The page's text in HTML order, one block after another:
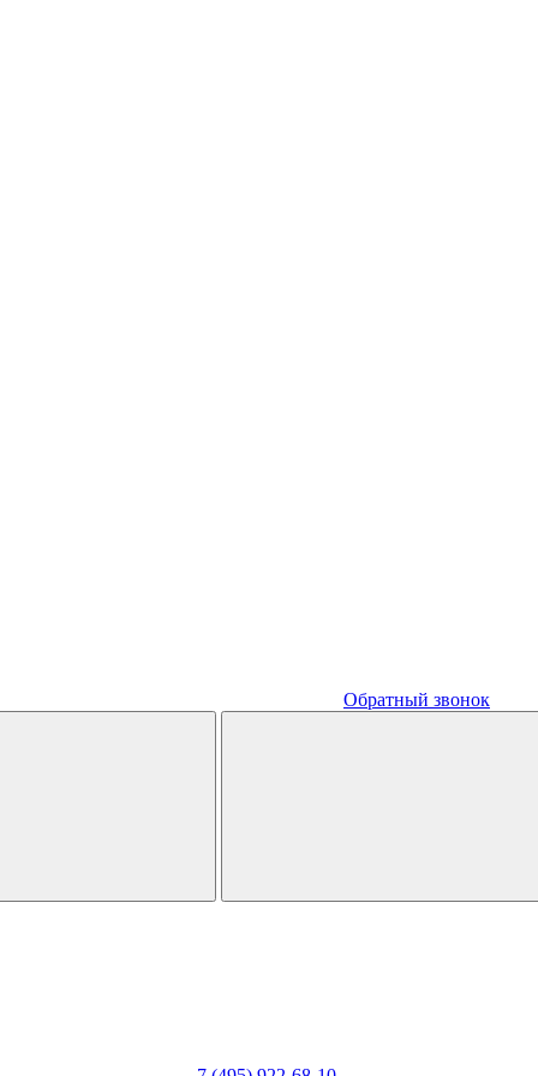
Обратный звонок